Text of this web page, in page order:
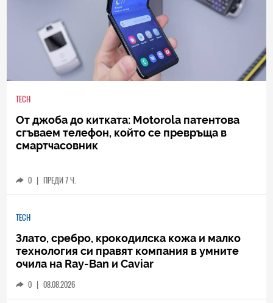
TECH
От джоба до китката: Motorola патентова
сгъваем телефон, който се превръща в
смартчасовник
0 | ПРЕДИ 7 Ч.
TECH
Злато, сребро, крокодилска кожа и малко
технология си правят компания в умните
очила на Ray-Ban и Caviar
0 | 08.08.2026